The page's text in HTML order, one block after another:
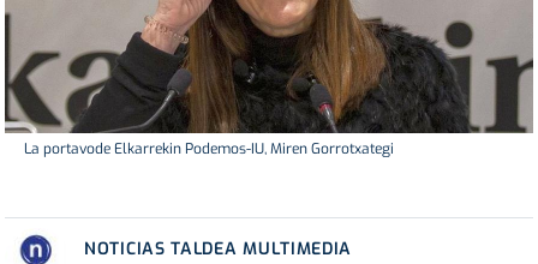
La portavode Elkarrekin Podemos-IU, Miren Gorrotxategi
NOTICIAS TALDEA MULTIMEDIA